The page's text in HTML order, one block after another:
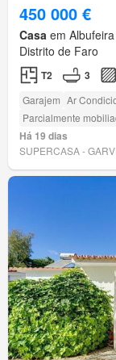
450 000 €
Casa em
Distrito de Faro
T2 3
Garajem Ar
Parcialmente
Há 19 dias
SUPERCASA -